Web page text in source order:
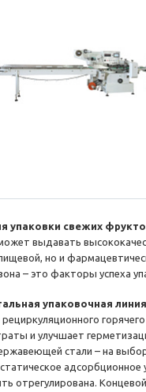
упаковки свежих
выдавать
но и
– это факторы успеха
упаковочная
и улучшает
стали – на
отрегулирована.